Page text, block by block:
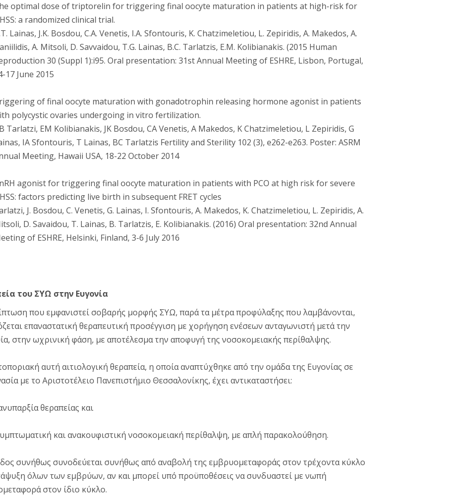
optimal dose of triptorelin for triggering final oocyte maturation in patients at high-risk for
a randomized clinical trial.
Lainas, J.K. Bosdou, C.A. Venetis, I.A. Sfontouris, K. Chatzimeletiou, L. Zepiridis, A. Makedos, A.
A. Mitsoli, D. Savvaidou, T.G. Lainas, B.C. Tarlatzis, E.M. Kolibianakis. (2015 Human
30 (Suppl 1):i95. Oral presentation: 31st Annual Meeting of ESHRE, Lisbon, Portugal,
17 June 2015
of final oocyte maturation with gonadotrophin releasing hormone agonist in patients
polycystic ovaries undergoing in vitro fertilization.
Tarlatzi, EM Kolibianakis, JK Bosdou, CA Venetis, A Makedos, K Chatzimeletiou, L Zepiridis, G
IA Sfontouris, T Lainas, BC Tarlatzis Fertility and Sterility 102 (3), e262-e263. Poster: ASRM
Meeting, Hawaii USA, 18-22 October 2014
agonist for triggering final oocyte maturation in patients with PCO at high risk for severe
factors predicting live birth in subsequent FRET cycles
J. Bosdou, C. Venetis, G. Lainas, I. Sfontouris, A. Makedos, K. Chatzimeletiou, L. Zepiridis, A.
D. Savaidou, T. Lainas, B. Tarlatzis, E. Kolibianakis. (2016) Oral presentation: 32nd Annual
of ESHRE, Helsinki, Finland, 3-6 July 2016
του ΣΥΩ στην Ευγονία
που εμφανιστεί σοβαρής μορφής ΣΥΩ, παρά τα μέτρα προφύλαξης που λαμβάνονται,
επαναστατική θεραπευτική προσέγγιση με χορήγηση ενέσεων ανταγωνιστή μετά την
στην ωχρινική φάση, με αποτέλεσμα την αποφυγή της νοσοκομειακής περίθαλψης.
αυτή αιτιολογική θεραπεία, η οποία αναπτύχθηκε από την ομάδα της Ευγονίας σε
με το Αριστοτέλειο Πανεπιστήμιο Θεσσαλονίκης, έχει αντικαταστήσει:
θεραπείας και
και ανακουφιστική νοσοκομειακή περίθαλψη, με απλή παρακολούθηση.
συνήθως συνοδεύεται συνήθως από αναβολή της εμβρυομεταφοράς στον τρέχοντα κύκλο
όλων των εμβρύων, αν και μπορεί υπό προϋποθέσεις να συνδυαστεί με νωπή
στον ίδιο κύκλο.